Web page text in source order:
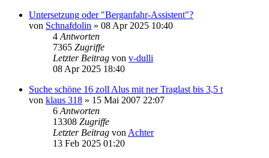
Untersetzung oder "Berganfahr-Assistent"?
von Schnafdolin » 08 Apr 2025 10:40
4 Antworten
7365 Zugriffe
Letzter Beitrag von v-dulli
08 Apr 2025 18:40
Suche schöne 16 zoll Alus mit ner Traglast bis 3,5 t
von klaus 318 » 15 Mai 2007 22:07
6 Antworten
13308 Zugriffe
Letzter Beitrag von Achter
13 Feb 2025 01:20